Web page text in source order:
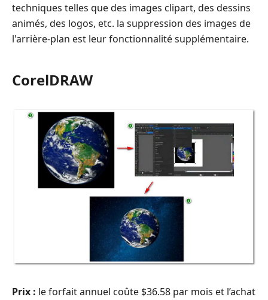
techniques telles que des images clipart, des dessins
animés, des logos, etc. la suppression des images de
l'arrière-plan est leur fonctionnalité supplémentaire.
CorelDRAW
Prix : le forfait annuel coûte $36.58 par mois et l’achat